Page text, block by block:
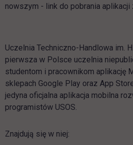
nowszym - link do pobrania aplikacji
Uczelnia Techniczno-Handlowa im.
pierwsza w Polsce uczelnia
studentom i pracownikom aplikację
sklepach Google Play oraz App
jedyna oficjalna aplikacja mobilna
programistów USOS.
Znajdują się w niej: